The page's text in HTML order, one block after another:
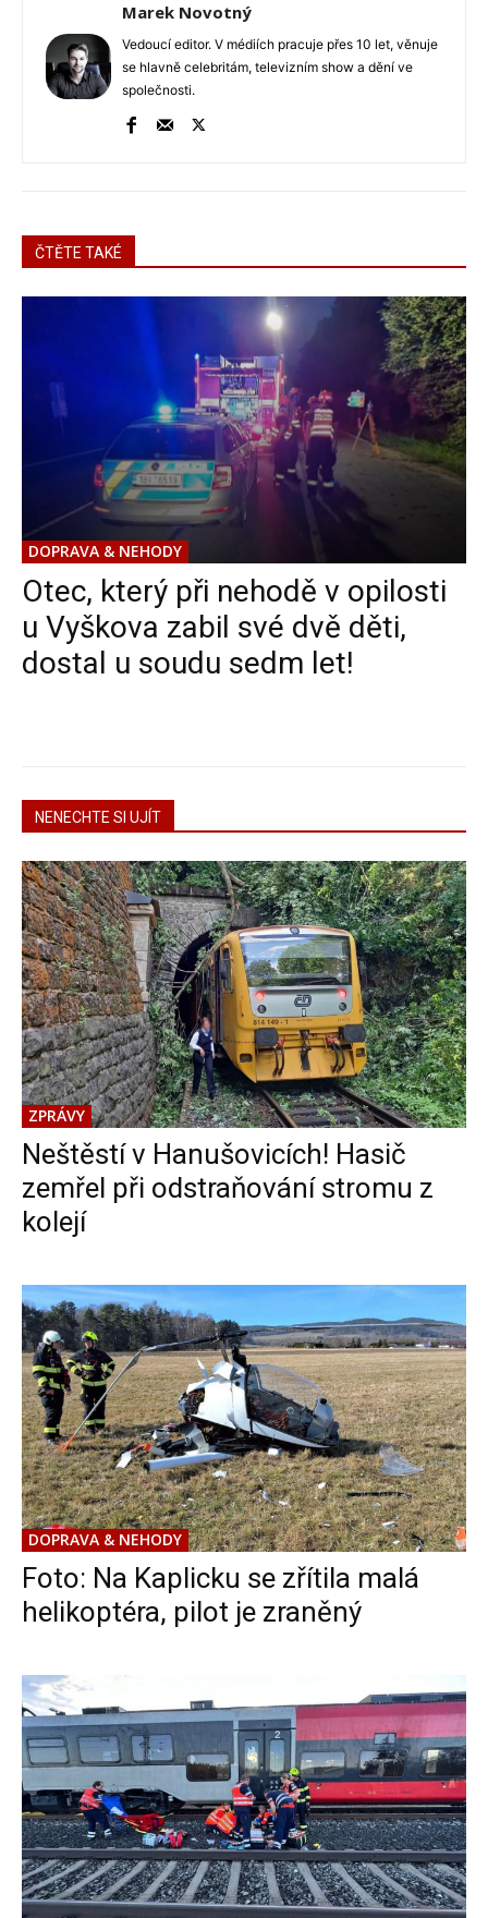
Marek Novotný
Vedoucí editor. V médiích pracuje přes 10 let, věnuje
se hlavně celebritám, televizním show a dění ve
společnosti.
ČTĚTE TAKÉ
DOPRAVA & NEHODY
Otec, který při nehodě v opilosti
u Vyškova zabil své dvě děti,
dostal u soudu sedm let!
NENECHTE SI UJÍT
ZPRÁVY
Neštěstí v Hanušovicích! Hasič
zemřel při odstraňování stromu z
kolejí
DOPRAVA & NEHODY
Foto: Na Kaplicku se zřítila malá
helikoptéra, pilot je zraněný